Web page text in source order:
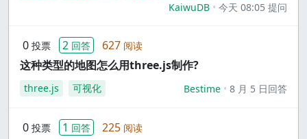
KaiwuDB
今天 08:05 提问
0 投票 2 回答 627 阅读
这种类型的地图怎么用three.js制作?
three.js 可视化 Bestime 8 月 5 日回答
0 投票 1 回答 225 阅读